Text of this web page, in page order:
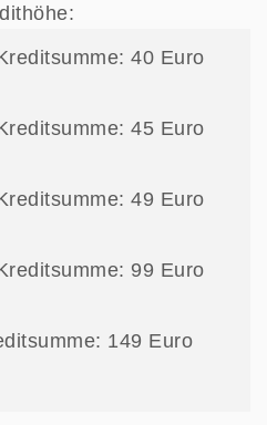
40 Euro
45 Euro
49 Euro
99 Euro
149 Euro